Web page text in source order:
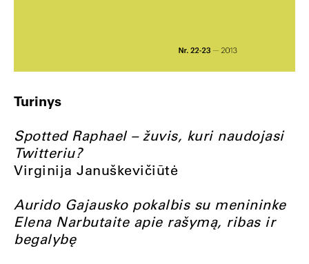
Turinys
Spotted Raphael – žuvis, kuri naudojasi
Twitteriu?
Virginija Januškevičiūtė
Aurido Gajausko pokalbis su menininke
Elena Narbutaite apie rašymą, ribas ir
begalybę